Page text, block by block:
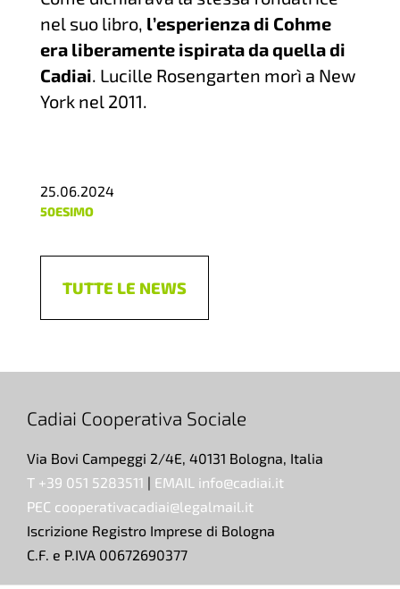
nel suo libro, l’esperienza di Cohme
era liberamente ispirata da quella di
Cadiai. Lucille Rosengarten morì a New
York nel 2011.
25.06.2024
50ESIMO
TUTTE LE NEWS
Cadiai Cooperativa Sociale
Via Bovi Campeggi 2/4E, 40131 Bologna, Italia
T +39 051 5283511 | EMAIL info@cadiai.it
PEC cooperativacadiai@legalmail.it
Iscrizione Registro Imprese di Bologna
C.F. e P.IVA 00672690377